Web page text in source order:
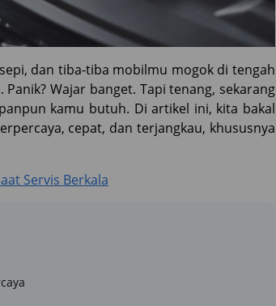
dan tiba-tiba mobilmu mogok di tengah
Wajar banget. Tapi tenang, sekarang
kamu butuh. Di artikel ini, kita bakal
cepat, dan terjangkau, khususnya
Servis Berkala